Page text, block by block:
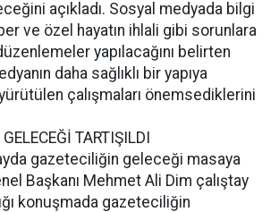
açıkladı. Sosyal medyada bilgi
ve özel hayatın ihlali gibi sorunlara
yapılacağını belirten
daha sağlıklı bir yapıya
çalışmaları önemsediklerini
TARTIŞILDI
gazeteciliğin geleceği masaya
Başkanı Mehmet Ali Dim çalıştay
konuşmada gazeteciliğin